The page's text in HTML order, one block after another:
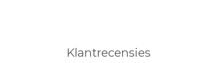
Klantrecensies